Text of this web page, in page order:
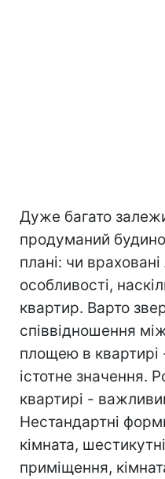
Дуже багато
продуманий
плані: чи
особливості,
квартир. Варто
співвідношення
площею в
істотне значення.
квартирі -
Нестандартні
кімната,
приміщення,